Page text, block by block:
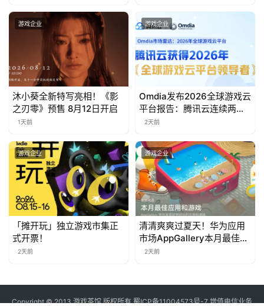
海
中
文
(
中
国
游戏企业
沐小葵全新特写亮相！《影
之刃零》预售 8月12日开启
1天前
游戏企业
Omdia发布2026全球游戏云
平台报告：腾讯云连续两年
入选“领导者”象限
2天前
游戏企业
「摊开玩」独立游戏市集正
式开票！
2天前
游戏企业
清清爽爽过夏天！华为应用
市场AppGallery本月最佳上
新，款款提升幸福感
2天前
Copyright © 2013 游戏茶馆 版权所有蜀ICP备11004573号-7增值电信业务